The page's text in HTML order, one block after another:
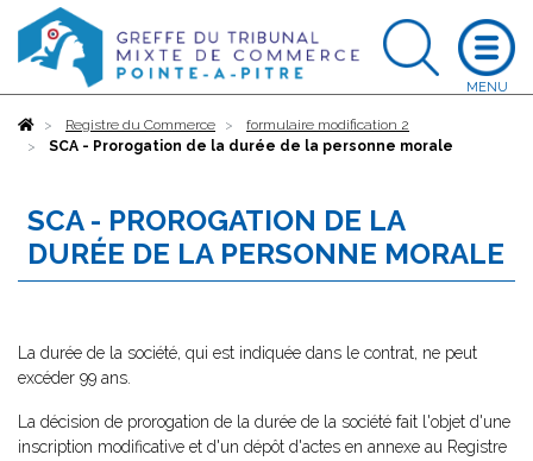
AccueilRegistre du Commerce
formulaire modification 2
SCA - Prorogation de la durée de la personne morale
SCA - PROROGATION DE LA
DURÉE DE LA PERSONNE MORALE
La durée de la société, qui est indiquée dans le contrat, ne peut
excéder 99 ans.
La décision de prorogation de la durée de la société fait l'objet d'une
inscription modificative et d'un dépôt d'actes en annexe au Registre